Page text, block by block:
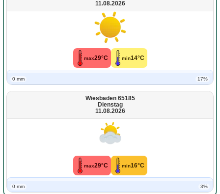
11.08.2026
max29°C min14°C
0 mm 17%
Wiesbaden 65185
Dienstag
11.08.2026
max29°C min16°C
0 mm 3%